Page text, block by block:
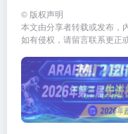
© 版权声明
本文由分享者转载或发布，
如有侵权，请留言联系更正